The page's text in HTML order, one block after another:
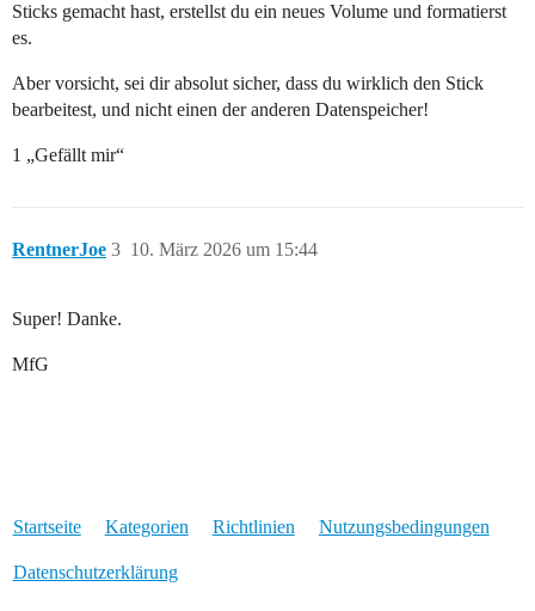
Sticks gemacht hast, erstellst du ein neues Volume und formatierst
es.
Aber vorsicht, sei dir absolut sicher, dass du wirklich den Stick
bearbeitest, und nicht einen der anderen Datenspeicher!
1 „Gefällt mir“
RentnerJoe 10. März 2026 um 15:44
3
Super! Danke.
MfG
Startseite Kategorien Richtlinien Nutzungsbedingungen
Datenschutzerklärung